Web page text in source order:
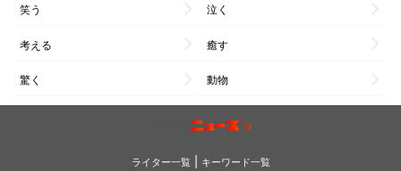
笑う 泣く
考える 癒す
驚く 動物
ライター一覧| キーワード一覧